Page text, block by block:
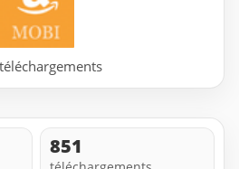
téléchargements
851